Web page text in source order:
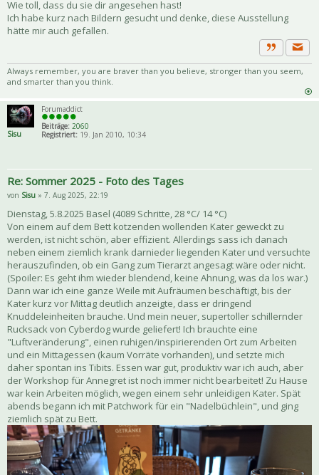
Wie toll, dass du sie dir angesehen hast!
Ich habe kurz nach Bildern gesucht und denke, diese Ausstellung
hätte mir auch gefallen.
Zitat
Always remember, you are braver than you believe, stronger than you seem,
and smarter than you think.
Sisu
Forumaddict
Beiträge: 2060
Registriert:19. Jan 2010, 10:34
Re: Sommer 2025 - Foto des Tages
von Sisu » 7. Aug 2025, 22:19
Dienstag, 5.8.2025 Basel (4089 Schritte, 28 °C/ 14 °C)
Von einem auf dem Bett kotzenden wollenden Kater geweckt zu
werden, ist nicht schön, aber effizient. Allerdings sass ich danach
neben einem ziemlich krank darnieder liegenden Kater und versuchte
herauszufinden, ob ein Gang zum Tierarzt angesagt wäre oder nicht.
(Spoiler: Es geht ihm wieder blendend, keine Ahnung, was da los war.)
Dann war ich eine ganze Weile mit Aufräumen beschäftigt, bis der
Kater kurz vor Mittag deutlich anzeigte, dass er dringend
Knuddeleinheiten brauche. Und mein neuer, supertoller schillernder
Rucksack von Cyberdog wurde geliefert! Ich brauchte eine
"Luftveränderung", einen ruhigen/inspirierenden Ort zum Arbeiten
und ein Mittagessen (kaum Vorräte vorhanden), und setzte mich
daher spontan ins Tibits. Essen war gut, produktiv war ich auch, aber
der Workshop für Annegret ist noch immer nicht bearbeitet! Zu Hause
war kein Arbeiten möglich, wegen einem sehr unleidigen Kater. Spät
abends begann ich mit Patchwork für ein "Nadelbüchlein", und ging
ziemlich spät zu Bett.